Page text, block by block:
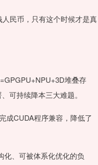
民币，只有这个时候才是真
堆叠存
可持续降本三大难题。
成CUDA程序兼容，降低了
化、可被体系化优化的负